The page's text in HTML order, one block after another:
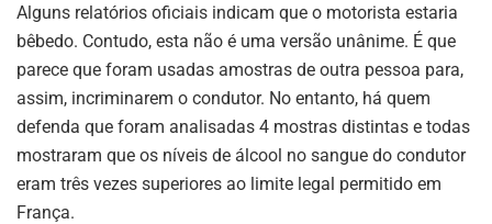
Alguns relatórios oficiais indicam que o motorista estaria
bêbedo. Contudo, esta não é uma versão unânime. É que
parece que foram usadas amostras de outra pessoa para,
assim, incriminarem o condutor. No entanto, há quem
defenda que foram analisadas 4 mostras distintas e todas
mostraram que os níveis de álcool no sangue do condutor
eram três vezes superiores ao limite legal permitido em
França.